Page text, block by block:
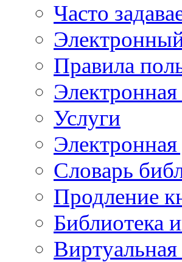
Часто
Правила
Услуги
Словарь
Продление
Библиотека
Виртуальная